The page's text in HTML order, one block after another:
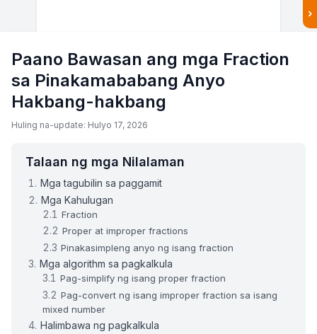
›
Paano Bawasan ang mga Fraction
sa Pinakamababang Anyo
Hakbang-hakbang
Huling na-update: Hulyo 17, 2026
Talaan ng mga Nilalaman
Mga tagubilin sa paggamit
Mga Kahulugan
Fraction
Proper at improper fractions
Pinakasimpleng anyo ng isang fraction
Mga algorithm sa pagkalkula
Pag-simplify ng isang proper fraction
Pag-convert ng isang improper fraction sa isang
mixed number
Halimbawa ng pagkalkula